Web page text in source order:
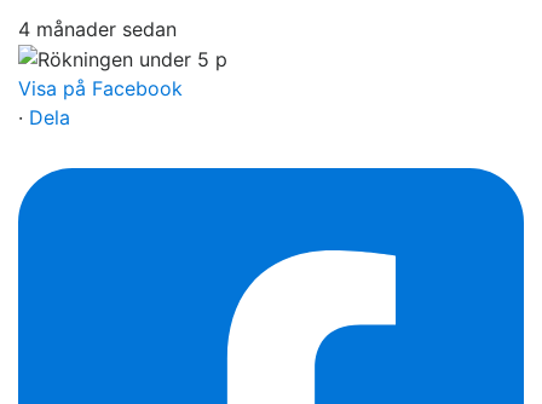
4 månader sedan
Visa på Facebook
· Dela